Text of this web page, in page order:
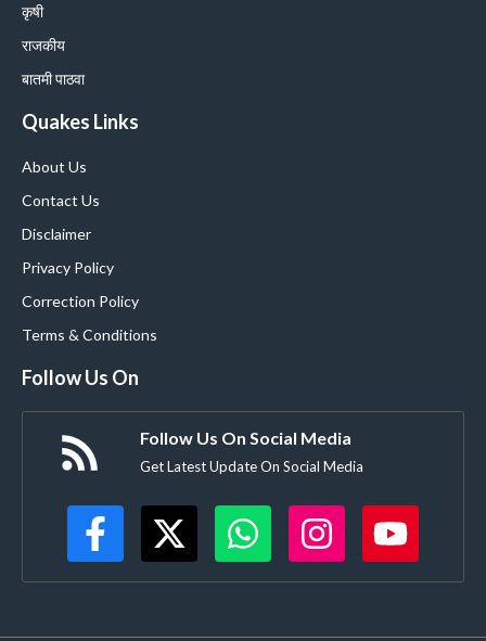
कृषी
राजकीय
बातमी पाठवा
Quakes Links
About Us
Contact Us
Disclaimer
Privacy Policy
Correction Policy
Terms & Conditions
Follow Us On
Follow Us On Social Media
Get Latest Update On Social Media